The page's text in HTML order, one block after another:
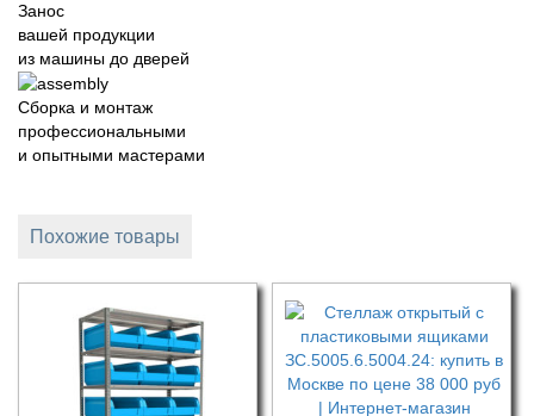
Занос
вашей продукции
из машины до дверей
Сборка и монтаж
профессиональными
и опытными мастерами
Похожие товары